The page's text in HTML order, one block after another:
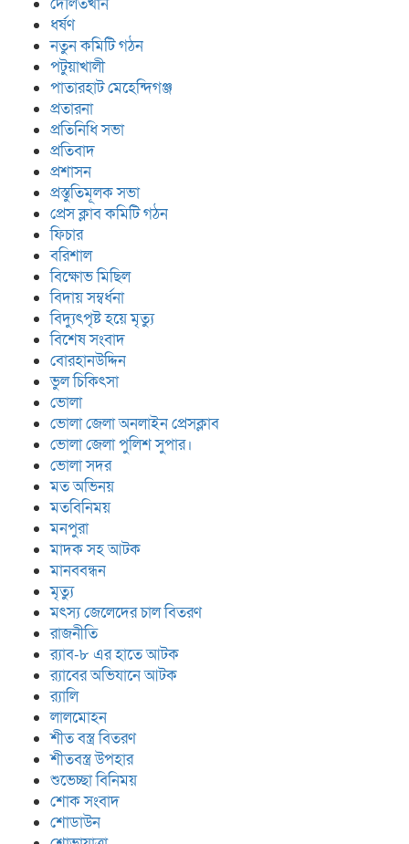
ধর্ষণ
নতুন কমিটি গঠন
পটুয়াখালী
পাতারহাট মেহেন্দিগঞ্জ
প্রতারনা
প্রতিনিধি সভা
প্রতিবাদ
প্রশাসন
প্রস্তুতিমূলক সভা
প্রেস ক্লাব কমিটি গঠন
ফিচার
বরিশাল
বিক্ষোভ মিছিল
বিদায় সম্বর্ধনা
বিদ্যুৎপৃষ্ট হয়ে মৃত্যু
বিশেষ সংবাদ
বোরহানউদ্দিন
ভুল চিকিৎসা
ভোলা
ভোলা জেলা অনলাইন প্রেসক্লাব
ভোলা জেলা পুলিশ সুপার।
ভোলা সদর
মত অভিনয়
মতবিনিময়
মনপুরা
মাদক সহ আটক
মানববন্ধন
মৃত্যু
মৎস্য জেলেদের চাল বিতরণ
রাজনীতি
র‍্যাব-৮ এর হাতে আটক
র‍্যাবের অভিযানে আটক
র‍্যালি
লালমোহন
শীত বস্ত্র বিতরণ
শীতবস্ত্র উপহার
শুভেচ্ছা বিনিময়
শোক সংবাদ
শোডাউন